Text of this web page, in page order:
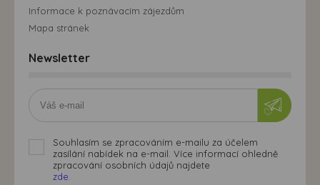
Informace k poznávacím zájezdům
Mapa stránek
Newsletter
Souhlasím se zpracováním e-mailu za účelem
zasílání nabídek na e-mail. Více informací ohledně
zpracování osobních údajů najdete
zde.